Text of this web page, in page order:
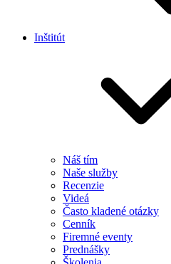
Inštitút
Náš tím
Naše služby
Recenzie
Videá
Často kladené otázky
Cenník
Firemné eventy
Prednášky